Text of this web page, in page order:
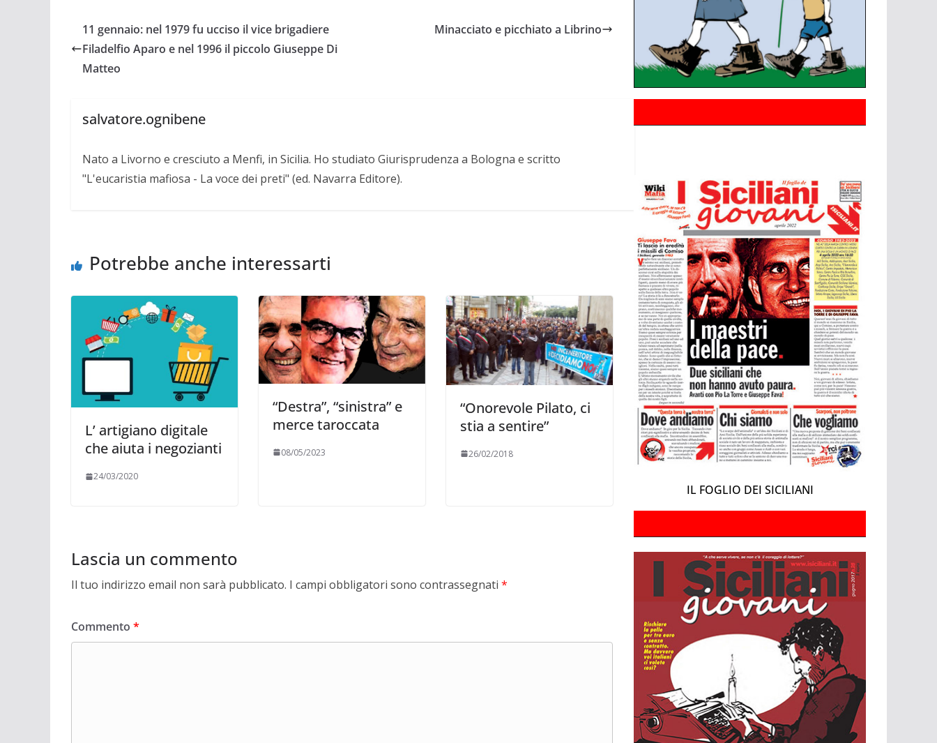
11 gennaio: nel 1979 fu ucciso il vice brigadiere
Filadelfio Aparo e nel 1996 il piccolo Giuseppe Di
Matteo
Minacciato e picchiato a Librino
salvatore.ognibene
Nato a Livorno e cresciuto a Menfi, in Sicilia. Ho studiato Giurisprudenza a Bologna e scritto
"L'eucaristia mafiosa - La voce dei preti" (ed. Navarra Editore).
Potrebbe anche interessarti
L’ artigiano digitale
che aiuta i negozianti
24/03/2020
“Destra”, “sinistra” e
merce taroccata
08/05/2023
“Onorevole Pilato, ci
stia a sentire”
26/02/2018
Lascia un commento
Il tuo indirizzo email non sarà pubblicato. I campi obbligatori sono contrassegnati *
Commento *
IL FOGLIO DEI SICILIANI